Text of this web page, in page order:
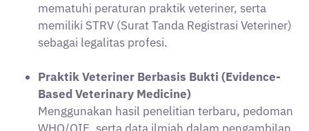
mematuhi peraturan praktik veteriner, serta
memiliki STRV (Surat Tanda Registrasi Veteriner)
sebagai legalitas profesi.
Praktik Veteriner Berbasis Bukti (Evidence-
Based Veterinary Medicine)
Menggunakan hasil penelitian terbaru, pedoman